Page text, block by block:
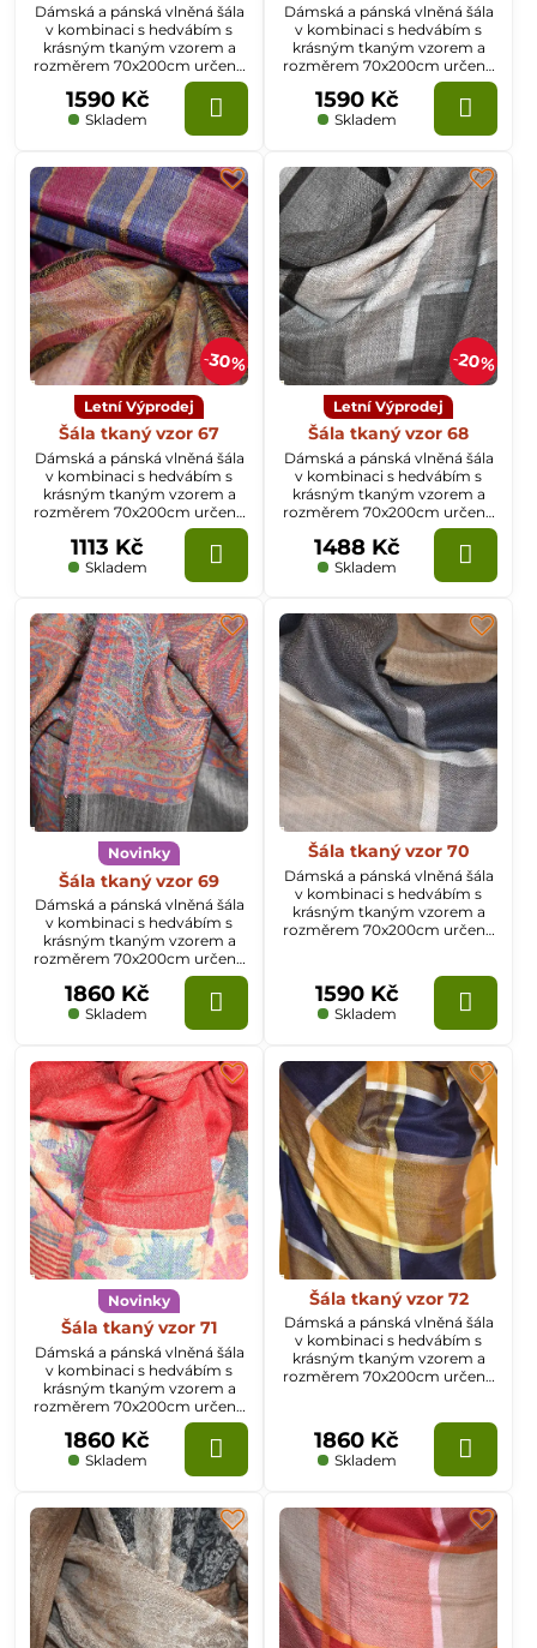
Dámská a pánská vlněná šála
v kombinaci s hedvábím s
krásným tkaným vzorem a
rozměrem 70x200cm určená
k celoročnímu nošení.
Skladem
1590 Kč
Dámská a pánská vlněná šála
v kombinaci s hedvábím s
krásným tkaným vzorem a
rozměrem 70x200cm určená
k celoročnímu nošení.
Skladem
1590 Kč
30%
Letní Výprodej
Šála tkaný vzor 67
Dámská a pánská vlněná šála
v kombinaci s hedvábím s
krásným tkaným vzorem a
rozměrem 70x200cm určená
k celoročnímu nošení.
Skladem
1113 Kč
20%
Letní Výprodej
Šála tkaný vzor 68
Dámská a pánská vlněná šála
v kombinaci s hedvábím s
krásným tkaným vzorem a
rozměrem 70x200cm určená
k celoročnímu nošení.
Skladem
1488 Kč
Novinky
Šála tkaný vzor 69
Dámská a pánská vlněná šála
v kombinaci s hedvábím s
krásným tkaným vzorem a
rozměrem 70x200cm určená
k celoročnímu nošení.
Skladem
1860 Kč
Šála tkaný vzor 70
Dámská a pánská vlněná šála
v kombinaci s hedvábím s
krásným tkaným vzorem a
rozměrem 70x200cm určená
Skladem
1590 Kč
Novinky
Šála tkaný vzor 71
Dámská a pánská vlněná šála
v kombinaci s hedvábím s
krásným tkaným vzorem a
rozměrem 70x200cm určená
k celoročnímu nošení.
Skladem
1860 Kč
Šála tkaný vzor 72
Dámská a pánská vlněná šála
v kombinaci s hedvábím s
krásným tkaným vzorem a
rozměrem 70x200cm určená
Skladem
1860 Kč